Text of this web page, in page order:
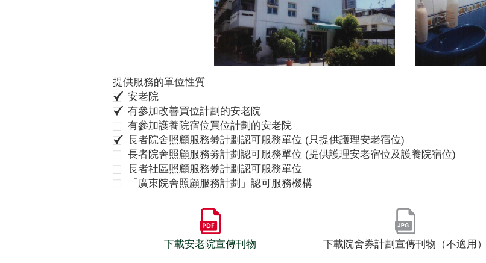
提供服務的單位性質
安老院
有參加改善買位計劃的安老院
有參加護養院宿位買位計劃的安老院
長者院舍照顧服務劵計劃認可服務單位 (只提供護理安老宿位)
長者院舍照顧服務劵計劃認可服務單位 (提供護理安老宿位及護養院宿位)
長者社區照顧服務券計劃認可服務單位
「廣東院舍照顧服務計劃」認可服務機構
下載安老院宣傳刊物 下載院舍券計劃宣傳刊物（不適用）